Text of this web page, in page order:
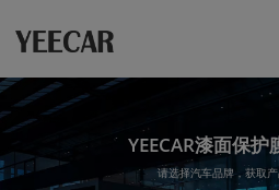
YEECAR漆面保
请选择汽车品牌，获取